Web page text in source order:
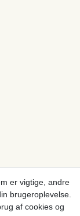
er vigtige, andre
brugeroplevelse.
af cookies og